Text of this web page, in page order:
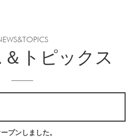
トピックス
プンしました。